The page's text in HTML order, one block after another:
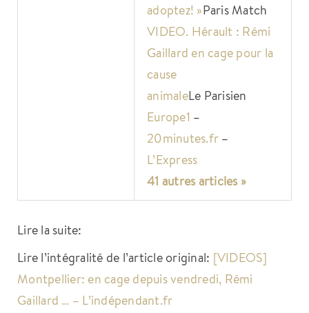
adoptez! »Paris Match
VIDEO. Hérault : Rémi
Gaillard en cage pour la
cause
animaleLe Parisien
Europe1 –
20minutes.fr –
L’Express
41 autres articles »
Lire la suite:
Lire l’intégralité de l’article original: [VIDEOS]
Montpellier: en cage depuis vendredi, Rémi
Gaillard … – L’indépendant.fr